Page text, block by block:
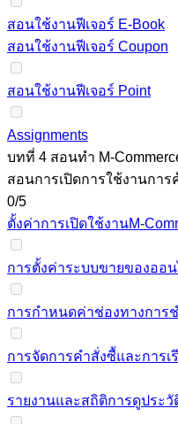
สอนใช้งานฟีเจอร์ E-Book
สอนใช้งานฟีเจอร์ Coupon
สอนใช้งานฟีเจอร์ Point
Assignments
บทที่ 4 สอนทำ M-
สอนการเปิดการใช้งานกา
0/5
ตั้งค่าการเปิดใช้งานM-
การตั้งค่าระบบขายของออ
การกําหนดค่าช่องทางการชํ
การจัดการคําสั่งซื้และการเ
รายงานและสถิติการดูประ